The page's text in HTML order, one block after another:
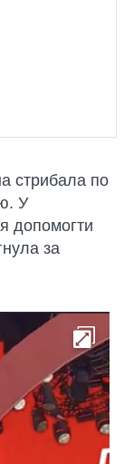
стрибала по
У
допомогти
за